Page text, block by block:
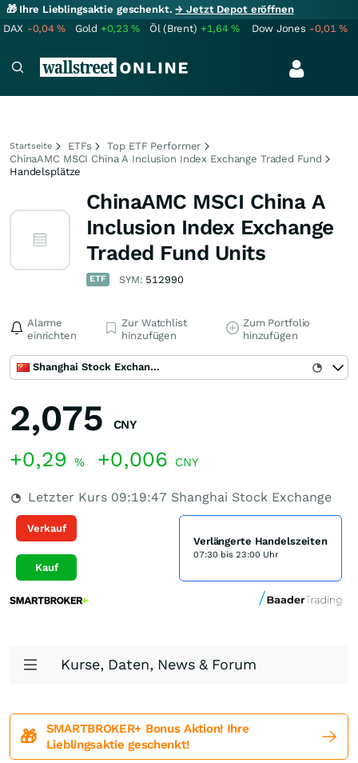
🎁 Ihre Lieblingsaktie geschenkt.→ Jetzt Depot eröffnen
DAX -0,04% Gold +0,23% Öl (Brent) +1,64% Dow Jones -0,01%
Startseite ETFs
Top ETF Performer
ChinaAMC MSCI China A Inclusion Index Exchange Traded Fund
Handelsplätze
ChinaAMC MSCI China A
Inclusion Index Exchange
Traded Fund Units
ETF SYM: 512990
Alarme
einrichten
Zur Watchlist
hinzufügen
Zum Portfolio
hinzufügen
Shanghai Stock Exchange
2,075 CNY
+0,29 % +0,006 CNY
Letzter Kurs 09:19:47 Shanghai Stock Exchange
Verkauf
Kauf
Verlängerte Handelszeiten
07:30 bis 23:00 Uhr
Kurse, Daten, News & Forum
🎁
SMARTBROKER+ Bonus Aktion! Ihre
Lieblingsaktie geschenkt!